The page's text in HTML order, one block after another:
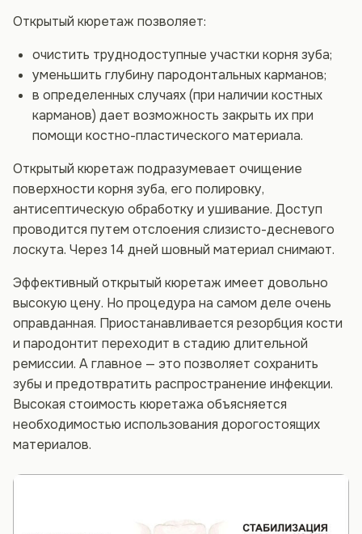
Открытый кюретаж позволяет:
очистить труднодоступные участки корня зуба;
уменьшить глубину пародонтальных карманов;
в определенных случаях (при наличии костных
карманов) дает возможность закрыть их при
помощи костно-пластического материала.
Открытый кюретаж подразумевает очищение
поверхности корня зуба, его полировку,
антисептическую обработку и ушивание. Доступ
проводится путем отслоения слизисто-десневого
лоскута. Через 14 дней шовный материал снимают.
Эффективный открытый кюретаж имеет довольно
высокую цену. Но процедура на самом деле очень
оправданная. Приостанавливается резорбция кости
и пародонтит переходит в стадию длительной
ремиссии. А главное — это позволяет сохранить
зубы и предотвратить распространение инфекции.
Высокая стоимость кюретажа объясняется
необходимостью использования дорогостоящих
материалов.